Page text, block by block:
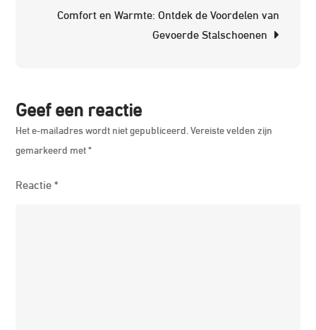
Comfort en Warmte: Ontdek de Voordelen van
Gevoerde Stalschoenen
Geef een reactie
Het e-mailadres wordt niet gepubliceerd. Vereiste velden zijn
gemarkeerd met*
Reactie*